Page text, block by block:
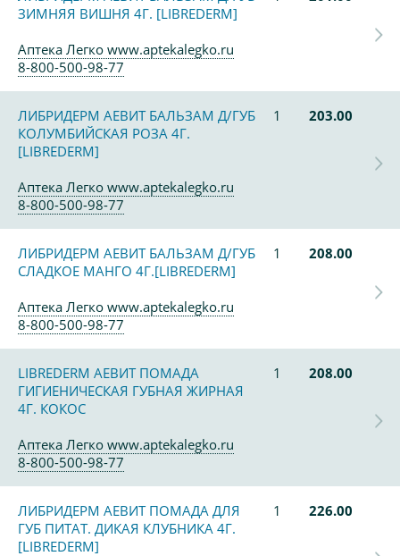
ЗИМНЯЯ ВИШНЯ 4Г. [LIBREDERM]
Аптека Легко www.aptekalegko.ru
8-800-500-98-77
ЛИБРИДЕРМ АЕВИТ БАЛЬЗАМ Д/ГУБ
КОЛУМБИЙСКАЯ РОЗА 4Г.
[LIBREDERM]
1 203.00
Аптека Легко www.aptekalegko.ru
8-800-500-98-77
ЛИБРИДЕРМ АЕВИТ БАЛЬЗАМ Д/ГУБ
СЛАДКОЕ МАНГО 4Г.[LIBREDERM]
1 208.00
Аптека Легко www.aptekalegko.ru
8-800-500-98-77
LIBREDERM АЕВИТ ПОМАДА
ГИГИЕНИЧЕСКАЯ ГУБНАЯ ЖИРНАЯ
4Г. КОКОС
1 208.00
Аптека Легко www.aptekalegko.ru
8-800-500-98-77
ЛИБРИДЕРМ АЕВИТ ПОМАДА ДЛЯ
ГУБ ПИТАТ. ДИКАЯ КЛУБНИКА 4Г.
[LIBREDERM]
1 226.00